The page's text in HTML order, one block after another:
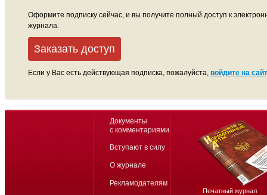
Оформите подписку сейчас, и вы получите полный доступ к
журнала.
Заказать доступ
Если у Вас есть действующая подписка, пожалуйста, войдите на
Документы
с комментариями
Вступают в силу
О журнале
Рекламодателям
Печатный журнал